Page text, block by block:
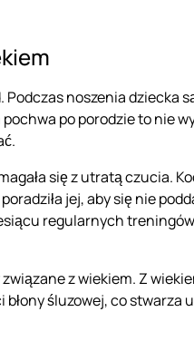
noszenia dziecka
po porodzie to nie
się z utratą czucia.
jej, aby się nie
regularnych
z wiekiem. Z
śluzowej, co